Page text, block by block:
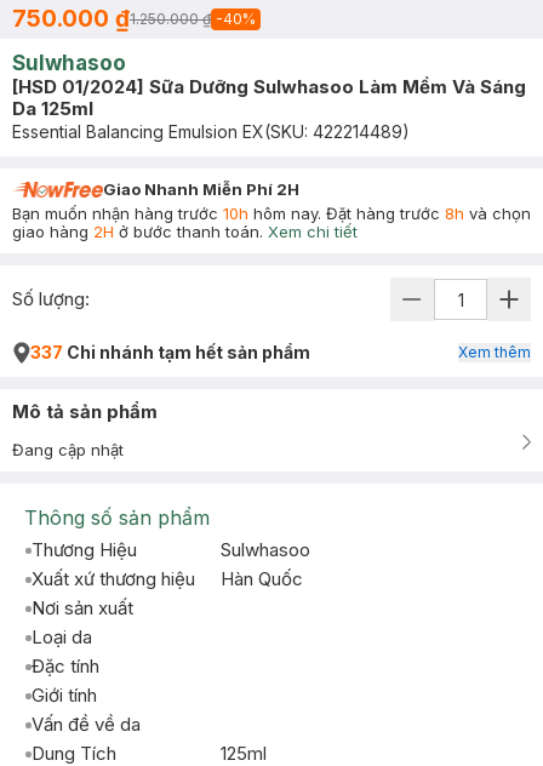
750.000 ₫1.250.000 ₫ -40%
Sulwhasoo
[HSD 01/2024] Sữa Dưỡng Sulwhasoo Làm Mềm Và Sáng
Da 125ml
Essential Balancing Emulsion EX(SKU: 422214489)
Giao Nhanh Miễn Phí 2H
Bạn muốn nhận hàng trước 10h hôm nay. Đặt hàng trước 8h và chọn
giao hàng 2H ở bước thanh toán. Xem chi tiết
Số lượng:
337 Chi nhánh tạm hết sản phẩm Xem thêm
Mô tả sản phẩm
Đang cập nhật
Thông số sản phẩm
Thương Hiệu
Sulwhasoo
Xuất xứ thương hiệu
Hàn Quốc
Nơi sản xuất
Loại da
Đặc tính
Giới tính
Vấn đề về da
Dung Tích
125ml